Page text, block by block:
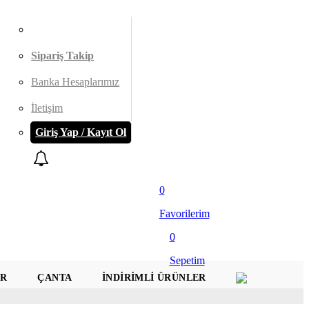
Sipariş Takip
Banka Hesaplarımız
İletişim
Giriş Yap / Kayıt Ol
0
Favorilerim
0
Sepetim
ÇANTA
İNDIRIMLI ÜRÜNLER